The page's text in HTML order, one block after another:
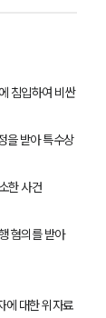
침입하여 비싼
을 받아 특수상
한 사건
혐의를 받아
에 대한 위자료